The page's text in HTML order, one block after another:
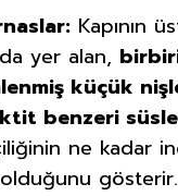
Kapının
yer alan,
küçük
benzeri
ne kadar
gösterir.